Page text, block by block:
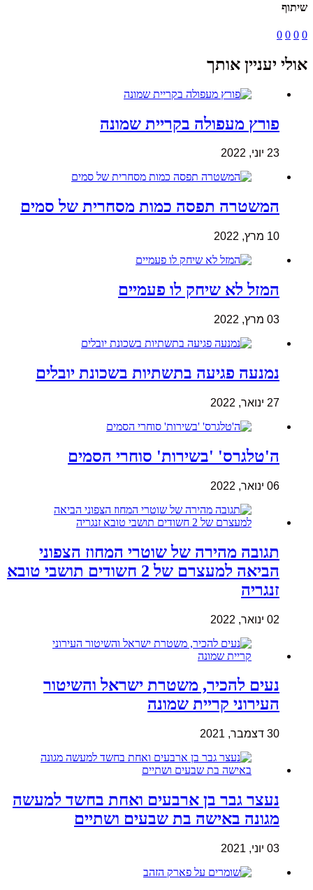
שיתוף
0
0
0
0
אולי יעניין אותך
פורץ מעפולה בקריית שמונה
23 יוני, 2022
המשטרה תפסה כמות מסחרית של סמים
10 מרץ, 2022
המזל לא שיחק לו פעמיים
03 מרץ, 2022
נמנעה פגיעה בתשתיות בשכונת יובלים
27 ינואר, 2022
ה'טלגרס' 'בשירות' סוחרי הסמים
06 ינואר, 2022
תגובה מהירה של שוטרי המחוז הצפוני
הביאה למעצרם של 2 חשודים תושבי טובא
זנגריה
02 ינואר, 2022
נעים להכיר, משטרת ישראל והשיטור
העירוני קריית שמונה
30 דצמבר, 2021
נעצר גבר בן ארבעים ואחת בחשד למעשה
מגונה באישה בת שבעים ושתיים
03 יוני, 2021